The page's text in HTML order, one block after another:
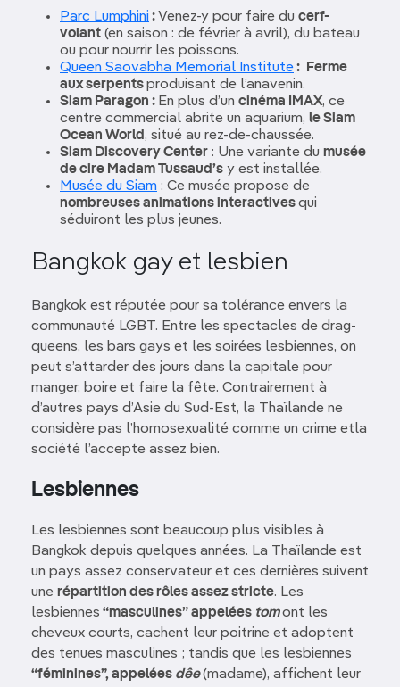
Parc Lumphini: Venez-y pour faire du cerf-
volant (en saison : de février à avril), du bateau
ou pour nourrir les poissons.
Queen Saovabha Memorial Institute:
Ferme
aux serpentsproduisant de l’anavenin.
Siam Paragon : En plus d’un cinéma IMAX, ce
centre commercial abrite un aquarium, le Siam
Ocean World, situé au rez-de-chaussée.
Siam Discovery Center : Une variante du musée
de cire Madam Tussaud’s y est installée.
Musée du Siam : Ce musée propose de
nombreuses animations interactivesqui
séduiront les plus jeunes.
Bangkok gay et lesbien
Bangkok est réputée pour sa tolérance envers la
communauté LGBT. Entre les spectacles de drag-
queens, les bars gays et les soirées lesbiennes, on
peut s’attarder des jours dans la capitale pour
manger, boire et faire la fête. Contrairement à
d’autres pays d’Asie du Sud-Est, la Thaïlande ne
considère pas l’homosexualité comme un crime etla
société l’accepte assez bien.
Lesbiennes
Les lesbiennes sont beaucoup plus visibles à
Bangkok depuis quelques années. La Thaïlande est
un pays assez conservateur et ces dernières suivent
une répartition des rôles assez stricte. Les
lesbiennes “masculines” appelées tomont les
cheveux courts, cachent leur poitrine et adoptent
des tenues masculines ; tandis que les lesbiennes
“féminines”, appelées dêe(madame), affichent leur